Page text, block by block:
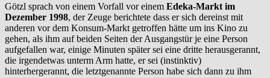
Götzl sprach von einem Vorfall vor einem Edeka-Markt im
Dezember 1998, der Zeuge berichtete dass er sich dereinst mit
anderen vor dem Konsum-Markt getroffen hätte um ins Kino zu
gehen, als ihm auf beiden Seiten der Ausgangstür je eine Person
aufgefallen war, einige Minuten später sei eine dritte herausgerannt,
die irgendetwas unterm Arm hatte, er sei (instinktiv)
hinterhergerannt, die letztgenannte Person habe sich dann zu ihm